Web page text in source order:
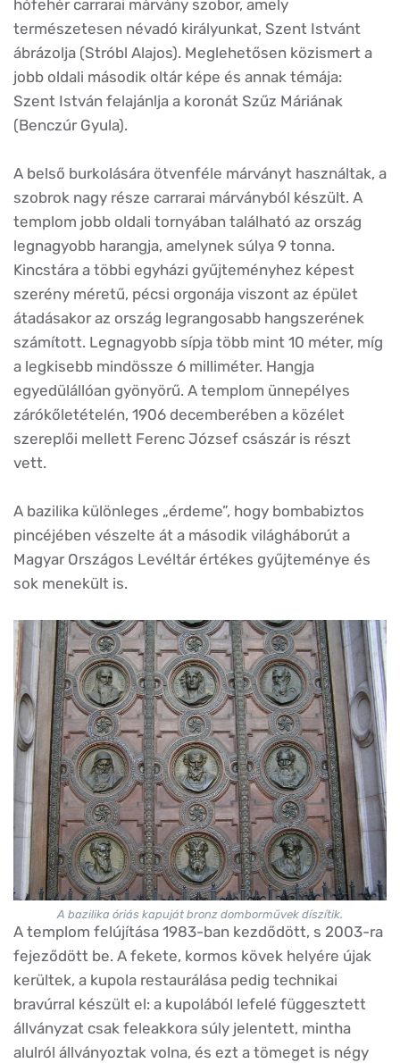
hófehér carrarai márvány szobor, amely
természetesen névadó királyunkat, Szent Istvánt
ábrázolja (Stróbl Alajos). Meglehetősen közismert a
jobb oldali második oltár képe és annak témája:
Szent István felajánlja a koronát Szűz Máriának
(Benczúr Gyula).
A belső burkolására ötvenféle márványt használtak, a
szobrok nagy része carrarai márványból készült. A
templom jobb oldali tornyában található az ország
legnagyobb harangja, amelynek súlya 9 tonna.
Kincstára a többi egyházi gyűjteményhez képest
szerény méretű, pécsi orgonája viszont az épület
átadásakor az ország legrangosabb hangszerének
számított. Legnagyobb sípja több mint 10 méter, míg
a legkisebb mindössze 6 milliméter. Hangja
egyedülállóan gyönyörű. A templom ünnepélyes
zárókőletételén, 1906 decemberében a közélet
szereplői mellett Ferenc József császár is részt
vett.
A bazilika különleges „érdeme”, hogy bombabiztos
pincéjében vészelte át a második világháborút a
Magyar Országos Levéltár értékes gyűjteménye és
sok menekült is.
A bazilika óriás kapuját bronz domborművek díszítik.
A templom felújítása 1983-ban kezdődött, s 2003-ra
fejeződött be. A fekete, kormos kövek helyére újak
kerültek, a kupola restaurálása pedig technikai
bravúrral készült el: a kupolából lefelé függesztett
állványzat csak feleakkora súly jelentett, mintha
alulról állványoztak volna, és ezt a tömeget is négy